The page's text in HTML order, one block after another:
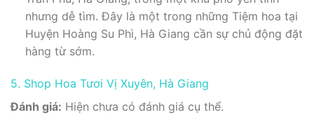
nhưng dễ tìm. Đây là một trong những Tiệm hoa tại
Huyện Hoàng Su Phì, Hà Giang cần sự chủ động đặt
hàng từ sớm.
5. Shop Hoa Tươi Vị Xuyên, Hà Giang
Đánh giá: Hiện chưa có đánh giá cụ thể.